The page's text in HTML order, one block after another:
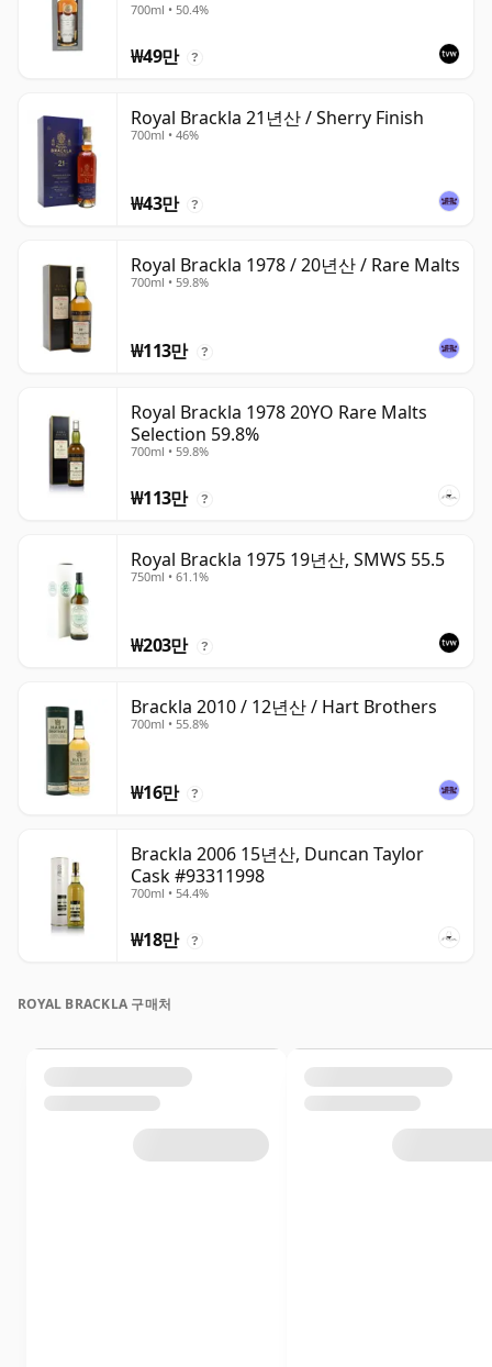
700ml • 50.4%
₩49만 ?
Royal Brackla 21년산 / Sherry Finish
700ml • 46%
₩43만 ?
Royal Brackla 1978 / 20년산 / Rare Malts
700ml • 59.8%
₩113만 ?
Royal Brackla 1978 20YO Rare Malts
Selection 59.8%
700ml • 59.8%
₩113만 ?
Royal Brackla 1975 19년산, SMWS 55.5
750ml • 61.1%
₩203만 ?
Brackla 2010 / 12년산 / Hart Brothers
700ml • 55.8%
₩16만 ?
Brackla 2006 15년산, Duncan Taylor
Cask #93311998
700ml • 54.4%
₩18만 ?
ROYAL BRACKLA 구매처